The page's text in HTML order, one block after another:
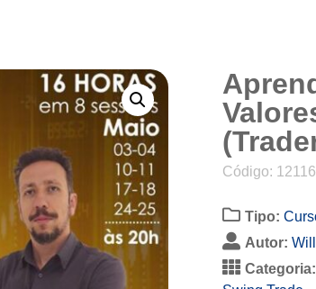
Código: 12116
Tipo:
Autor:
Categoria: